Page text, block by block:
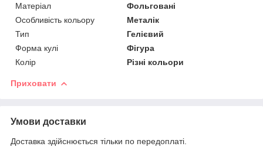
Матеріал
Фольговані
Особливість кольору
Металік
Тип
Гелієвий
Форма кулі
Фігура
Колір
Різні кольори
Приховати
Умови доставки
Доставка здійснюється тільки по передоплаті.